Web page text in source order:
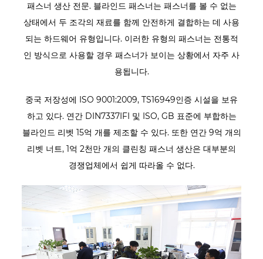
패스너 생산 전문. 블라인드 패스너는 패스너를 볼 수 없는
상태에서 두 조각의 재료를 함께 안전하게 결합하는 데 사용
되는 하드웨어 유형입니다. 이러한 유형의 패스너는 전통적
인 방식으로 사용할 경우 패스너가 보이는 상황에서 자주 사
용됩니다.
중국 저장성에 ISO 9001:2009, TS16949인증 시설을 보유
하고 있다. 연간 DIN7337IFI 및 ISO, GB 표준에 부합하는
블라인드 리벳 15억 개를 제조할 수 있다. 또한 연간 9억 개의
리벳 너트, 1억 2천만 개의 클린칭 패스너 생산은 대부분의
경쟁업체에서 쉽게 따라올 수 없다.